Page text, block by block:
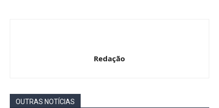
Redação
OUTRAS NOTÍCIAS